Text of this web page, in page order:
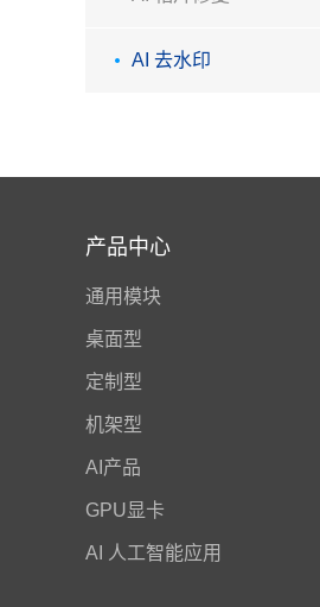
AI 去水印
产品中心
通用模块
桌面型
定制型
机架型
AI产品
GPU显卡
AI 人工智能应用